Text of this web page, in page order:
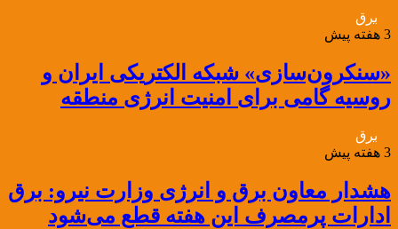
برق
3 هفته پیش
«سنکرون‌سازی» شبکه الکتریکی ایران و
روسیه گامی برای امنیت انرژی منطقه
برق
3 هفته پیش
هشدار معاون برق و انرژی وزارت نیرو: برق
ادارات پرمصرف این هفته قطع می‌شود